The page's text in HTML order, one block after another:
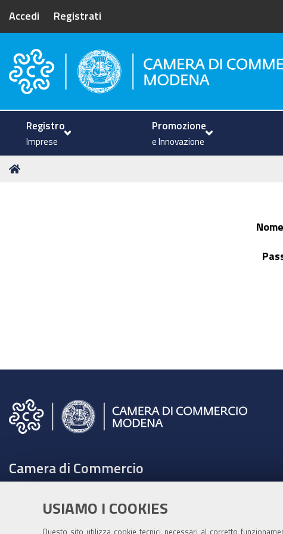
USIAMO I COOKIES
Questo sito utilizza cookie tecnici necessari al corretto
Accedi Registrati
Camera di Commercio di Modena
Registro
Imprese
Promozione
e Innovazione
Tu
Camera di Commercio
Tel. 059208111 -URP